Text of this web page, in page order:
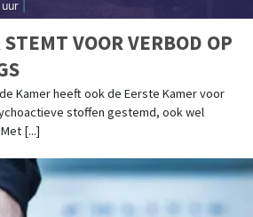
VOOR VERBOD OP
Kamer heeft ook de Eerste Kamer voor
stoffen gestemd, ook wel
[...]